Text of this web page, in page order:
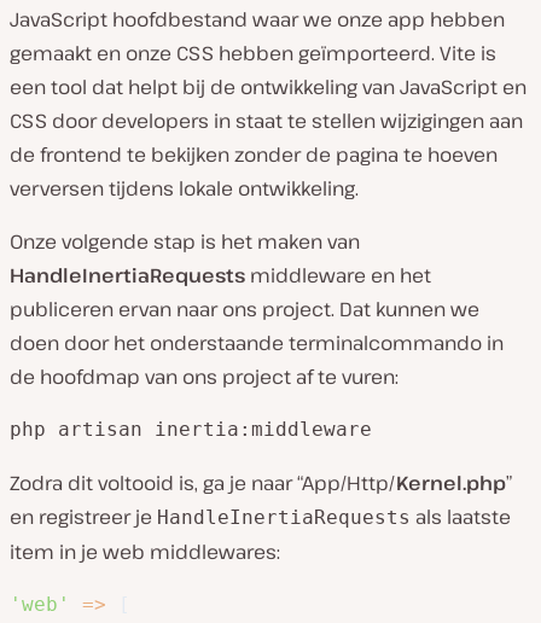
JavaScript hoofdbestand waar we onze app hebben
gemaakt en onze CSS hebben geïmporteerd. Vite is
een tool dat helpt bij de ontwikkeling van JavaScript en
CSS door developers in staat te stellen wijzigingen aan
de frontend te bekijken zonder de pagina te hoeven
verversen tijdens lokale ontwikkeling.
Onze volgende stap is het maken van
HandleInertiaRequests middleware en het
publiceren ervan naar ons project. Dat kunnen we
doen door het onderstaande terminalcommando in
de hoofdmap van ons project af te vuren:
php artisan inertia:middleware
Zodra dit voltooid is, ga je naar “App/Http/Kernel.php”
en registreer je HandleInertiaRequests als laatste
item in je web middlewares:
'web' =>